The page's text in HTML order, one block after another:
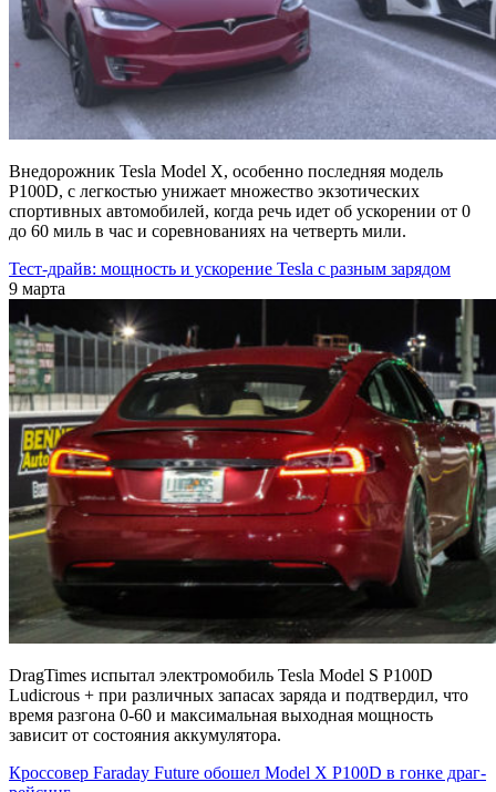
Внедорожник Tesla Model X, особенно последняя модель
P100D, с легкостью унижает множество экзотических
спортивных автомобилей, когда речь идет об ускорении от 0
до 60 миль в час и соревнованиях на четверть мили.
Тест-драйв: мощность и ускорение Tesla с разным зарядом
9 марта
DragTimes испытал электромобиль Tesla Model S P100D
Ludicrous + при различных запасах заряда и подтвердил, что
время разгона 0-60 и максимальная выходная мощность
зависит от состояния аккумулятора.
Кроссовер Faraday Future обошел Model X P100D в гонке драг-